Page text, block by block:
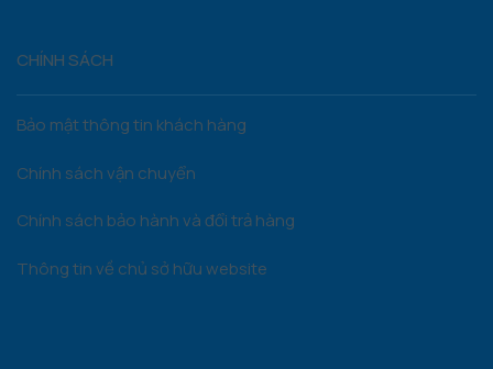
CHÍNH SÁCH
Bảo mật thông tin khách hàng
Chính sách vận chuyển
Chính sách bảo hành và đổi trả hàng
Thông tin về chủ sở hữu website